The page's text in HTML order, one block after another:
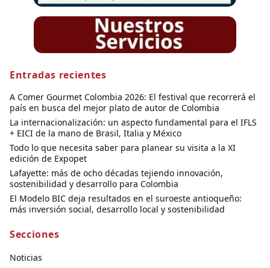
Entradas recientes
A Comer Gourmet Colombia 2026: El festival que recorrerá el
país en busca del mejor plato de autor de Colombia
La internacionalización: un aspecto fundamental para el IFLS
+ EICI de la mano de Brasil, Italia y México
Todo lo que necesita saber para planear su visita a la XI
edición de Expopet
Lafayette: más de ocho décadas tejiendo innovación,
sostenibilidad y desarrollo para Colombia
El Modelo BIC deja resultados en el suroeste antioqueño:
más inversión social, desarrollo local y sostenibilidad
Secciones
Noticias